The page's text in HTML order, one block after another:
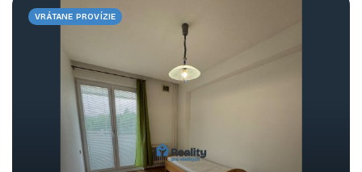
VRÁTANE PROVÍZIE